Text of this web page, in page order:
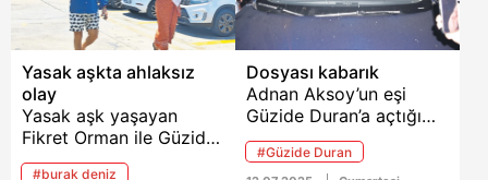
Yasak aşkta ahlaksız
olay
Yasak aşk yaşayan
Fikret Orman ile Güzide
Duran, Fethiye’deki ünlü
#burak deniz
Dosyası kabarık
Adnan Aksoy’un eşi
Güzide Duran’a açtığı
zina davasının
detaylarına ulaşıldı.
#Güzide Duran